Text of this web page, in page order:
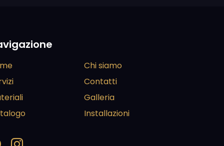
Chi siamo
Contatti
Galleria
Installazioni